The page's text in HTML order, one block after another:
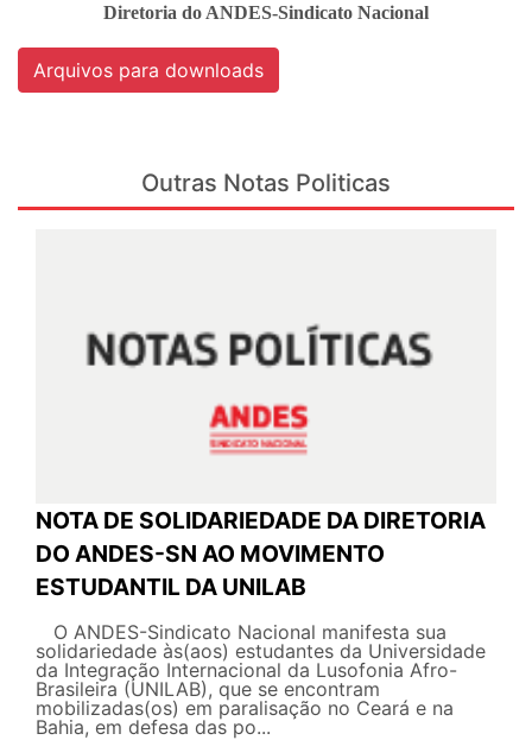
Diretoria do ANDES-Sindicato Nacional
Arquivos para downloads
Outras Notas Politicas
NOTA DE SOLIDARIEDADE DA DIRETORIA
DO ANDES-SN AO MOVIMENTO
ESTUDANTIL DA UNILAB
O ANDES-Sindicato Nacional manifesta sua
solidariedade às(aos) estudantes da Universidade
da Integração Internacional da Lusofonia Afro-
Brasileira (UNILAB), que se encontram
mobilizadas(os) em paralisação no Ceará e na
Bahia, em defesa das po...